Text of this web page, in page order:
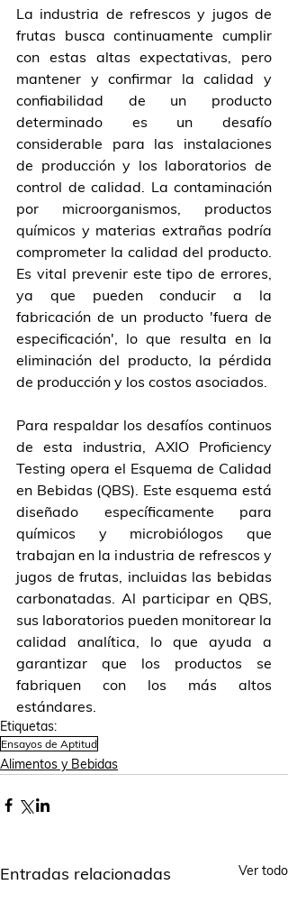
La industria de refrescos y jugos de
frutas busca continuamente cumplir
con estas altas expectativas, pero
mantener y confirmar la calidad y
confiabilidad de un producto
determinado es un desafío
considerable para las instalaciones
de producción y los laboratorios de
control de calidad. La contaminación
por microorganismos, productos
químicos y materias extrañas podría
comprometer la calidad del producto.
Es vital prevenir este tipo de errores,
ya que pueden conducir a la
fabricación de un producto 'fuera de
especificación', lo que resulta en la
eliminación del producto, la pérdida
de producción y los costos asociados.
Para respaldar los desafíos continuos
de esta industria, AXIO Proficiency
Testing opera el Esquema de Calidad
en Bebidas (QBS). Este esquema está
diseñado específicamente para
químicos y microbiólogos que
trabajan en la industria de refrescos y
jugos de frutas, incluidas las bebidas
carbonatadas. Al participar en QBS,
sus laboratorios pueden monitorear la
calidad analítica, lo que ayuda a
garantizar que los productos se
fabriquen con los más altos
estándares.
Etiquetas:
Ensayos de Aptitud
Alimentos y Bebidas
Entradas relacionadas Ver todo